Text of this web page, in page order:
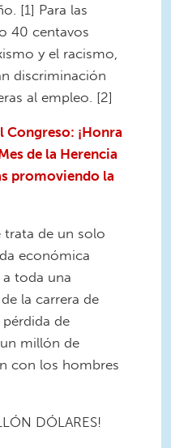
[1] Para las
40 centavos
y el racismo,
discriminación
al empleo. [2]
Congreso: ¡Honra
de la Herencia
promoviendo la
trata de un solo
económica
toda una
la carrera de
de
millón de
con los hombres
DÓLARES!